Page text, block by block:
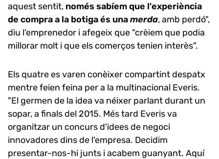
aquest sentit, només sabíem que l'experiència
de compra a la botiga és unamerda, amb perdó",
diu l'emprenedor i afegeix que "crèiem que podia
millorar molt i que els comerços tenien interès".
Els quatre es varen conèixer compartint despatx
mentre feien feina per a la multinacional Everis.
"El germen de la idea va néixer parlant durant un
sopar, a finals del 2015. Més tard Everis va
organitzar un concurs d'idees de negoci
innovadores dins de l'empresa. Decidim
presentar-nos-hi junts i acabem guanyant. Aquí